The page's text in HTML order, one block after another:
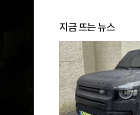
지금 뜨는 뉴스